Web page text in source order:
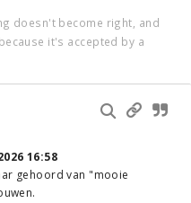
doesn't become right, and
it's accepted by a
16:58
gehoord van "mooie